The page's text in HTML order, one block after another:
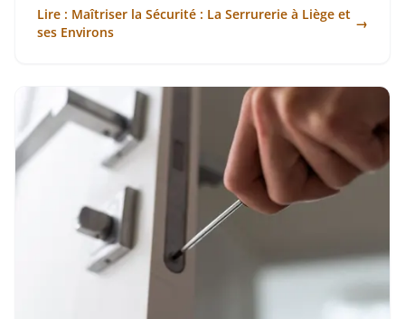
Lire : Maîtriser la Sécurité : La Serrurerie à Liège et
ses Environs
→